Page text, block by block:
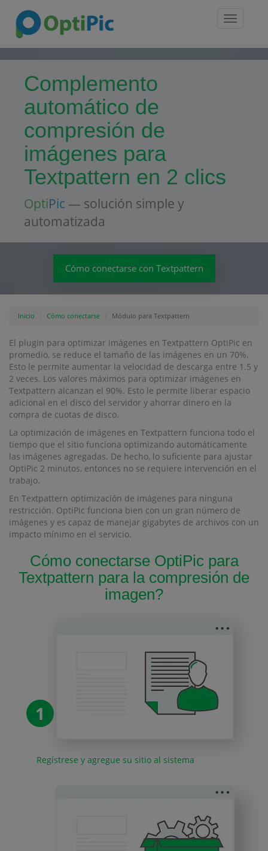
Toggle
Complemento
automático de
compresión de
imágenes para
Textpattern en 2 clics
OptiPic — solución simple y
automatizada
Cómo conectarse con Textpattern
Inicio Cómo conectarse Módulo para Textpattern
El plugin para optimizar imágenes en Textpattern OptiPic en
promedio, se reduce el tamaño de las imágenes en un 70%.
Esto le permite aumentar la velocidad de descarga entre 1.5 y
2 veces. Los valores máximos para optimizar imágenes en
Textpattern alcanzan el 90%. Esto le permite liberar espacio
adicional en el disco del servidor y ahorrar dinero en la
compra de cuotas de disco.
La optimización de imágenes en Textpattern funciona todo el
tiempo que el sitio funciona optimizando automáticamente
las imágenes agregadas. De hecho, lo suficiente para ajustar
OptiPic 2 minutos, entonces no se requiere intervención en el
trabajo.
En Textpattern optimización de imágenes para ninguna
restricción. OptiPic funciona bien con un gran número de
imágenes y es capaz de manejar gigabytes de archivos con un
impacto mínimo en el servicio.
Cómo conectarse OptiPic para
Textpattern para la compresión de
imagen?
1
Regístrese y agregue su sitio al sistema